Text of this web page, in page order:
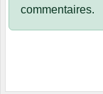
commentaires.